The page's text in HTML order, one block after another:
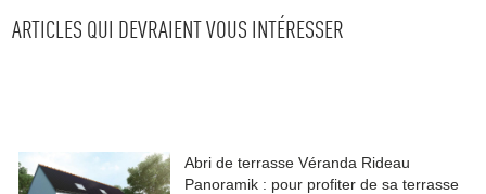
ARTICLES QUI DEVRAIENT VOUS INTÉRESSER
Abri de terrasse Véranda Rideau
Panoramik : pour profiter de sa terrasse